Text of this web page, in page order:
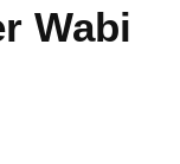
Wabi